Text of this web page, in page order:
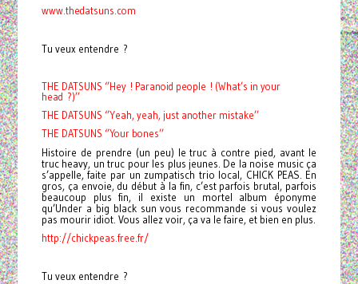
www.thedatsuns.com
Tu veux entendre ?
THE DATSUNS ‘’Hey ! Paranoid people ! (What’s in your
head ?)’’
THE DATSUNS ‘’Yeah, yeah, just another mistake’’
THE DATSUNS ‘’Your bones’’
Histoire de prendre (un peu) le truc à contre pied, avant le
truc heavy, un truc pour les plus jeunes. De la noise music ça
s’appelle, faite par un zumpatisch trio local, CHICK PEAS. En
gros, ça envoie, du début à la fin, c’est parfois brutal, parfois
beaucoup plus fin, il existe un mortel album éponyme
qu’Under a big black sun vous recommande si vous voulez
pas mourir idiot. Vous allez voir, ça va le faire, et bien en plus.
http://chickpeas.free.fr/
Tu veux entendre ?